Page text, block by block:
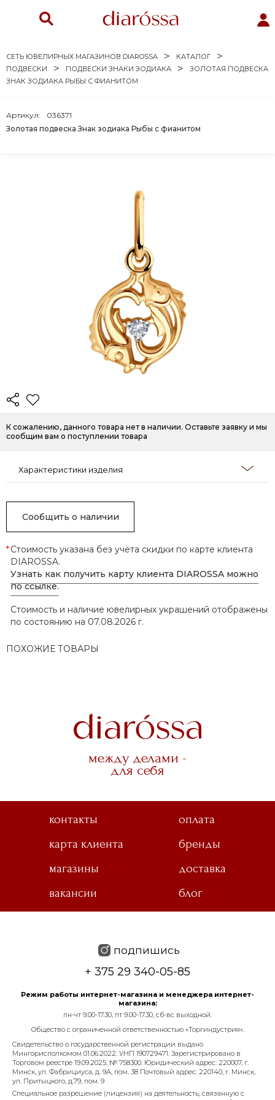
СЕТЬ ЮВЕЛИРНЫХ МАГАЗИНОВ DIAROSSA
КАТАЛОГ
ПОДВЕСКИ
ПОДВЕСКИ ЗНАКИ ЗОДИАКА
ЗОЛОТАЯ ПОДВЕСКА
ЗНАК ЗОДИАКА РЫБЫ С ФИАНИТОМ
Золотая подвеска Знак зодиака Рыбы с фианитом
Артикул: 036371
К сожалению, данного товара нет в наличии. Оставьте заявку и мы
сообщим вам о поступлении товара
Характеристики изделия
Сообщить о наличии
*Стоимость указана без учёта скидки по карте клиента
DIAROSSA.
Узнать как получить карту клиента DIAROSSA можно
по ссылке.
Стоимость и наличие ювелирных украшений отображены
по состоянию на 07.08.2026 г.
ПОХОЖИЕ ТОВАРЫ
между делами -
для себя
контакты
оплата
карта клиента
бренды
магазины
доставка
вакансии
блог
подпишись
+ 375 29 340-05-85
Режим работы интернет-магазина и менеджера интернет-
магазина:
пн-чт 9.00-17.30, пт 9.00-17.30, сб-вс выходной.
Общество с ограниченной ответственностью «Торгиндустрия».
Свидетельство о государственной регистрации выдано
Мингорисполкомом 01.06.2022. УНП 190729471. Зарегистрировано в
Торговом реестре 19.09.2025, № 758300. Юридический адрес: 220007, г.
Минск, ул. Фабрициуса, д. 9А, пом. 38 Почтовый адрес: 220140, г. Минск,
ул. Притыцкого, д.79, пом. 9
Специальное разрешение (лицензия) на деятельность, связанную с